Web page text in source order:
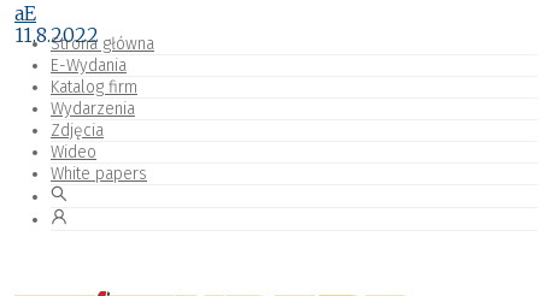
Strona główna
E-Wydania
Katalog firm
Wydarzenia
Zdjęcia
Wideo
White papers
aE
11.8.2022